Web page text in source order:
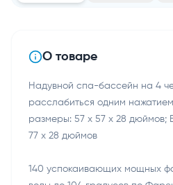
О товаре
Надувной спа-бассейн на 4
расслабиться одним
размеры: 57 х 57 х 28 дюймов;
77 х 28 дюймов
140 успокаивающих мощных